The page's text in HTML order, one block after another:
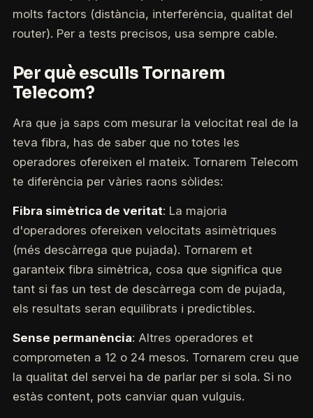
molts factors (distància, interferència, qualitat del
router). Per a tests precisos, usa sempre cable.
Per què esculls Tornarem
Telecom?
Ara que ja saps com mesurar la velocitat real de la
teva fibra, has de saber que no totes les
operadores ofereixen el mateix. Tornarem Telecom
te diferència per vàries raons sòlides:
Fibra simètrica de veritat: La majoria
d'operadores ofereixen velocitats asimètriques
(més descàrrega que pujada). Tornarem et
garanteix fibra simètrica, cosa que significa que
tant si fas un test de descàrrega com de pujada,
els resultats seran equilibrats i predictibles.
Sense permanència: Altres operadores et
comprometen a 12 o 24 mesos. Tornarem creu que
la qualitat del servei ha de parlar per si sola. Si no
estàs content, pots canviar quan vulguis.